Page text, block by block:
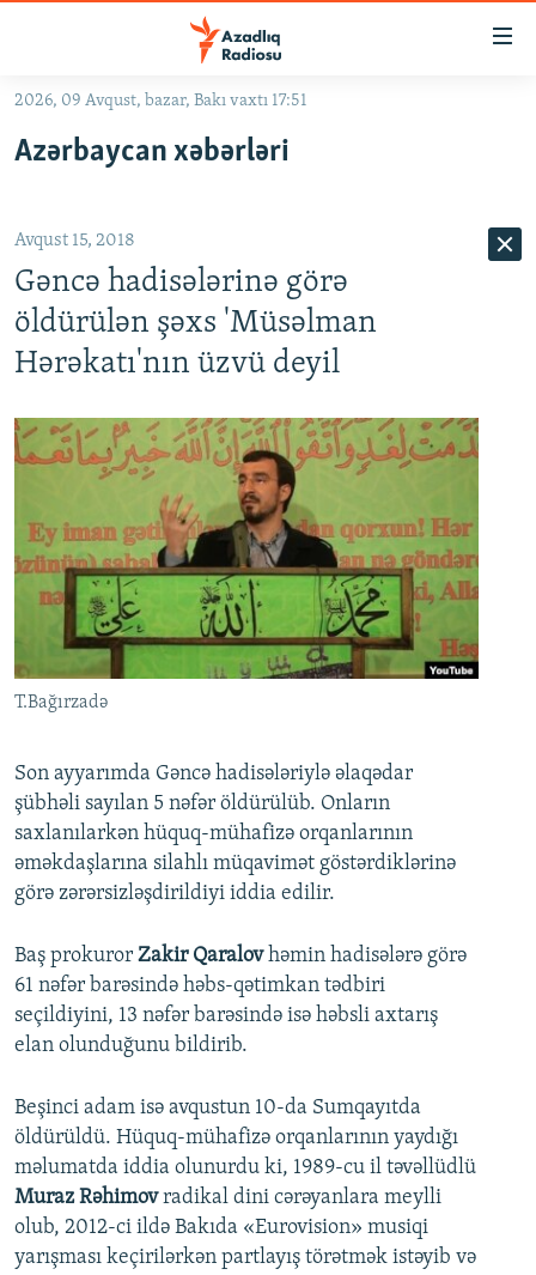
Əsas
qayıt
qayıt
Axtarışa
#ƏSLINDƏ
QANUNI DOĞRU
MULTIMEDIA
VIDEO
İNFOQRAFIKA
KARIKATURA
RADIO ARXIV
AZƏRBAYCAN ƏDƏBIYYATI KITABXANASI
İSLAM VƏ DEMOKRATIYA
İZ - MƏDƏNIYYƏT PROQRAMI
HAQQIMIZDA
MISSIYAMIZ
PEŞƏ ETIKASI VƏ JURNALISTIKA STANDARTLARIMIZ
MATERIALLARIMIZDAN ISTIFADƏ
XƏBƏR BÜLLETENLƏRIMIZ
BIZI IZLƏ
RFE/RL-in bütün saytları
2026, 09 Avqust, bazar, Bakı vaxtı 17:51
Azərbaycan xəbərləri
Avqust 15, 2018
Gəncə hadisələrinə görə
öldürülən şəxs 'Müsəlman
Hərəkatı'nın üzvü deyil
T.Bağırzadə
Son ayyarımda Gəncə hadisələriylə əlaqədar
şübhəli sayılan 5 nəfər öldürülüb. Onların
saxlanılarkən hüquq-mühafizə orqanlarının
əməkdaşlarına silahlı müqavimət göstərdiklərinə
görə zərərsizləşdirildiyi iddia edilir.
Baş prokuror Zakir Qaralovhəmin hadisələrə görə
61 nəfər barəsində həbs-qətimkan tədbiri
seçildiyini, 13 nəfər barəsində isə həbsli axtarış
elan olunduğunu bildirib.
Beşinci adam isə avqustun 10-da Sumqayıtda
öldürüldü. Hüquq-mühafizə orqanlarının yaydığı
məlumatda iddia olunurdu ki, 1989-cu il təvəllüdlü
Muraz Rəhimovradikal dini cərəyanlara meylli
olub, 2012-ci ildə Bakıda «Eurovision» musiqi
yarışması keçirilərkən partlayış törətmək istəyib və